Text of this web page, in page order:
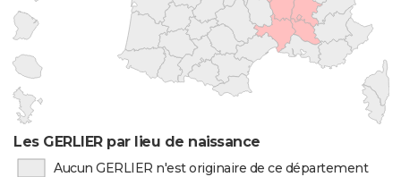
Les GERLIER par lieu de naissance
Aucun GERLIER n'est originaire de ce département